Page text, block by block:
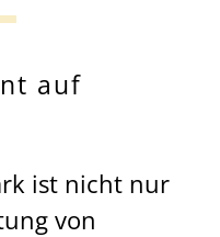
auf
ist nicht nur
von